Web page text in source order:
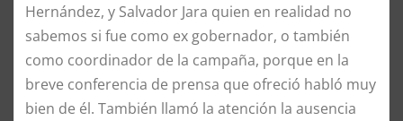
Hernández, y Salvador Jara quien en realidad no
sabemos si fue como ex gobernador, o también
como coordinador de la campaña, porque en la
breve conferencia de prensa que ofreció habló muy
bien de él. También llamó la atención la ausencia